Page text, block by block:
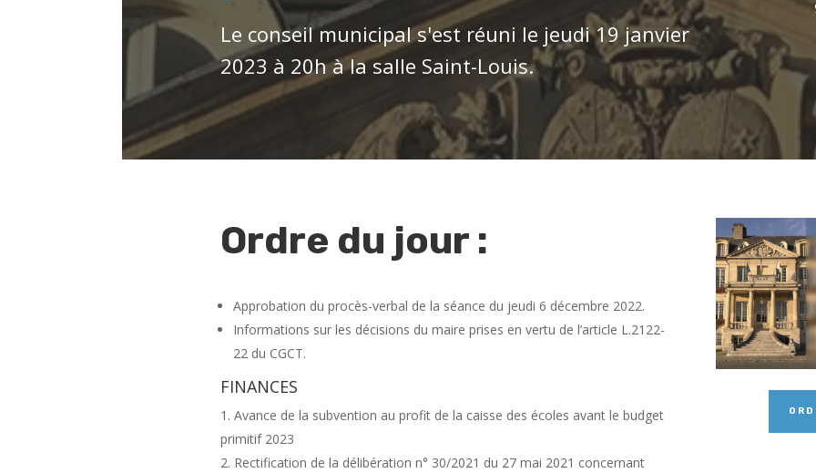
Le conseil municipal s'est réuni le jeudi 19 janvier
2023 à 20h à la salle Saint-Louis.
Ordre du jour :
Approbation du procès-verbal de la séance du jeudi 6 décembre 2022.
Informations sur les décisions du maire prises en vertu de l’article L.2122-
22 du CGCT.
FINANCES
Avance de la subvention au profit de la caisse des écoles avant le budget
primitif 2023
Rectification de la délibération n° 30/2021 du 27 mai 2021 concernant